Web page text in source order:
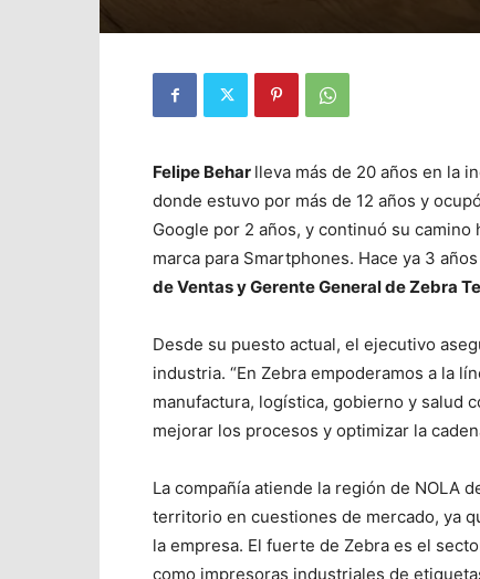
Felipe Behar lleva más de 20 años en la
donde estuvo por más de 12 años y
Google por 2 años, y continuó su
marca para Smartphones. Hace ya 3
de Ventas y Gerente General de Zebra
Desde su puesto actual, el ejecutivo
industria. “En Zebra empoderamos a la
manufactura, logística, gobierno y salud
mejorar los procesos y optimizar la
La compañía atiende la región de NOLA
territorio en cuestiones de mercado, ya
la empresa. El fuerte de Zebra es el
como impresoras industriales de